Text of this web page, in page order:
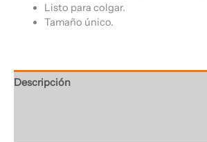
Listo para colgar.
Tamaño único.
Descripción